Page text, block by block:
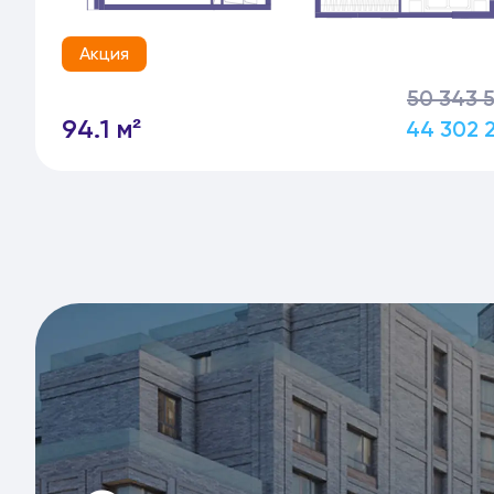
Акция
94.1 м²
50 343
44 302